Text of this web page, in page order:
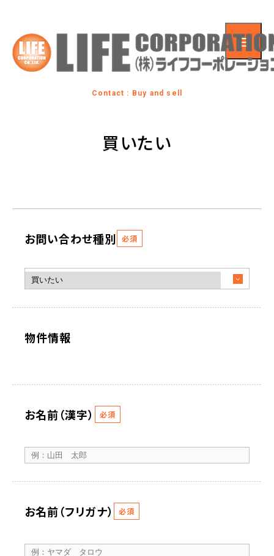
Contact : Buy and sell
買いたい
お問い合わせ種別 必須
物件情報
お名前（漢字） 必須
お名前（フリガナ） 必須